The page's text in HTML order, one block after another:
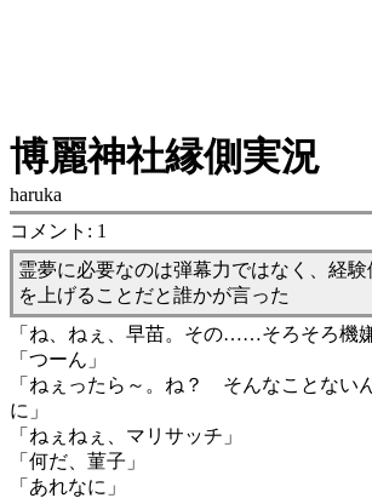
博麗神社縁側実況
haruka
コメント: 1
霊夢に必要なのは弾幕力ではなく、経
を上げることだと誰かが言った
「ね、ねぇ、早苗。その……そろそろ機
「つーん」
「ねぇったら～。ね？ そんなことない
に」
「ねぇねぇ、マリサッチ」
「何だ、菫子」
「あれなに」